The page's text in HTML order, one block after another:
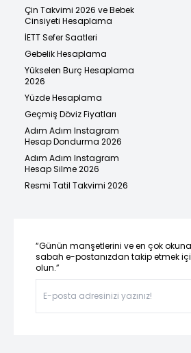
Çin Takvimi 2026 ve Bebek
Cinsiyeti Hesaplama
İETT Sefer Saatleri
Gebelik Hesaplama
Yükselen Burç Hesaplama
2026
Yüzde Hesaplama
Geçmiş Döviz Fiyatları
Adım Adım Instagram
Hesap Dondurma 2026
Adım Adım Instagram
Hesap Silme 2026
Resmi Tatil Takvimi 2026
“Günün manşetlerini ve en çok
sabah e-postanızdan takip etmek
olun.”